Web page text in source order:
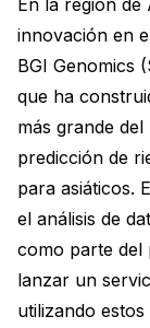
innovación en
BGI Genomics
que ha
más grande
predicción de
para asiáticos.
el análisis de
como parte del
lanzar un
utilizando